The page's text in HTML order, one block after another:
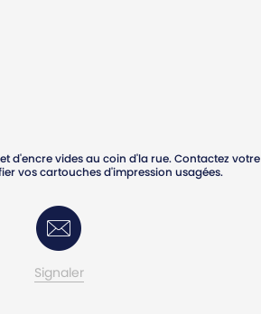
d'encre vides au coin d'la rue. Contactez
vos cartouches d'impression usagées.
Signaler